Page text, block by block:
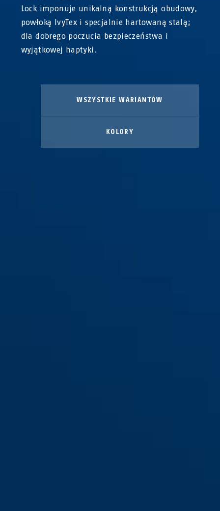
Lock imponuje unikalną konstrukcją obudowy,
powłoką IvyTex i specjalnie hartowaną stalą;
dla dobrego poczucia bezpieczeństwa i
wyjątkowej haptyki.
WSZYSTKIE WARIANTÓW
KOLORY